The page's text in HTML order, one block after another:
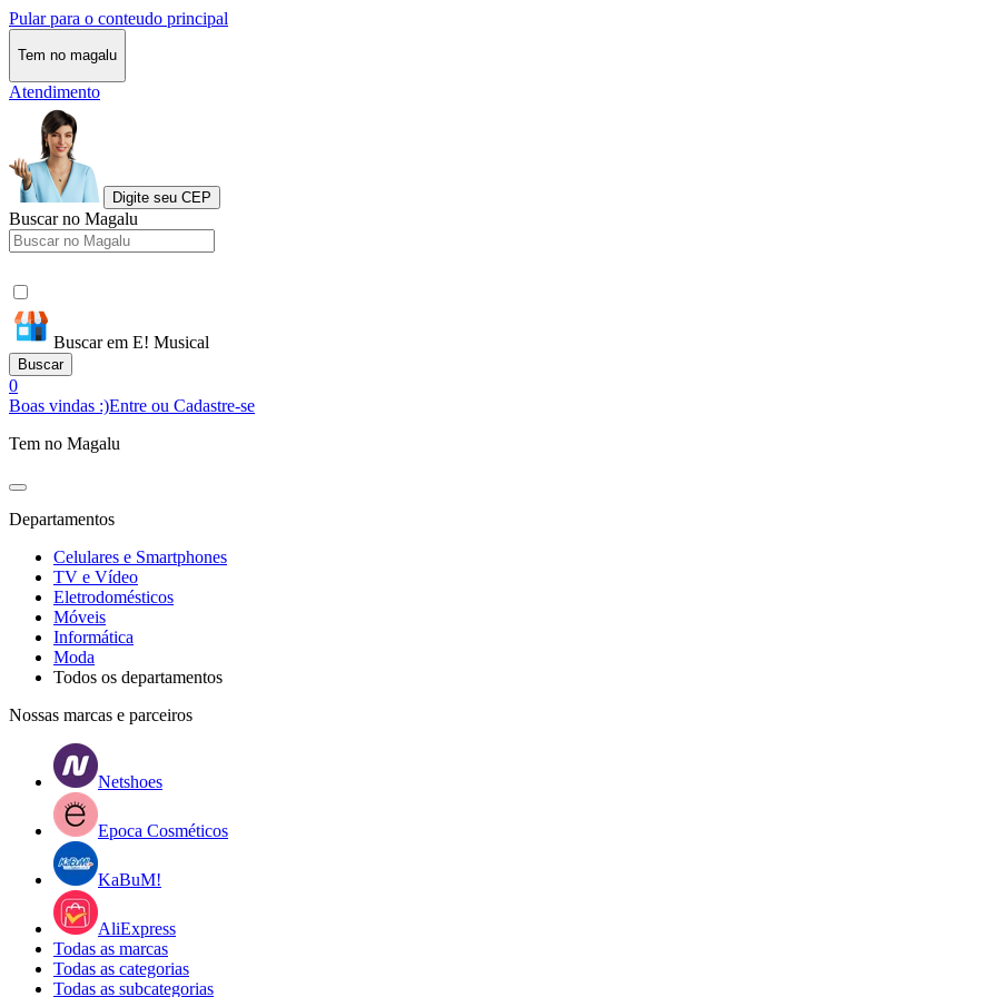
Pular para o conteudo principal
Tem no magalu
Atendimento
Digite seu CEP
Buscar no Magalu
Buscar em E! Musical
Buscar
0
Boas vindas :)Entre ou Cadastre-se
Tem no Magalu
Departamentos
Celulares e Smartphones
TV e Vídeo
Eletrodomésticos
Móveis
Informática
Moda
Todos os departamentos
Nossas marcas e parceiros
Netshoes
Epoca Cosméticos
KaBuM!
AliExpress
Todas as marcas
Todas as categorias
Todas as subcategorias